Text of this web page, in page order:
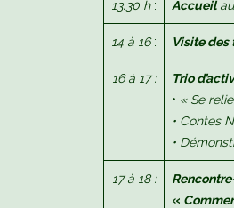
13.30 h : Accueilau
14 à 16: Visite des
16 à 17 : Trio
• « Se
• Contes
• Dé
17 à 18 :
«